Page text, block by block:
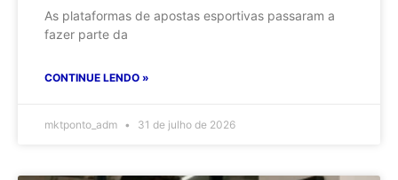
As plataformas de apostas esportivas passaram a
fazer parte da
CONTINUE LENDO »
mktponto_adm 31 de julho de 2026